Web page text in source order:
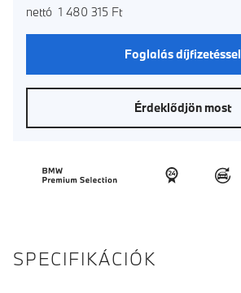
nettó 1 480 315 Ft
Foglalás díjfizetéssel
Érdeklődjön most
SPECIFIKÁCIÓK